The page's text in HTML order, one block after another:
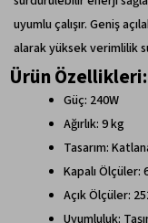
uyumlu çalışır. Geniş
alarak yüksek verimlilik
Ürün Özellikleri:
Güç: 240W
Ağırlık: 9 kg
Tasarım:
Kapalı Ölçüler:
Açık Ölçüler:
Uyumluluk: